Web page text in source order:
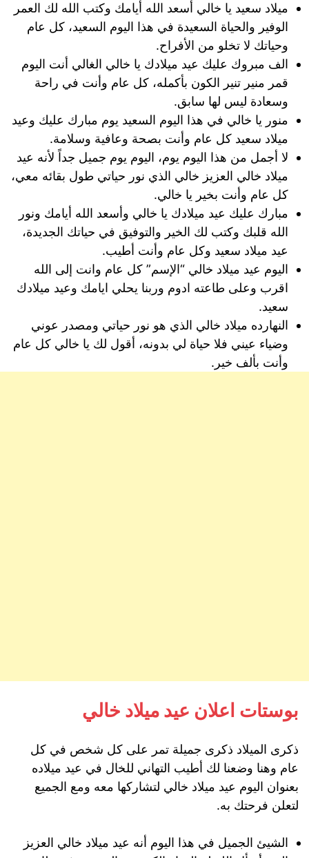
ميلاد سعيد يا خالي أسعد الله أيامك وكتب الله لك العمر
الوفير والحياة السعيدة في هذا اليوم السعيد، كل عام
وحياتك لا تخلو من الأفراح.
الف مبروك عليك عيد ميلادك يا خالي الغالي أنت اليوم
قمر منير تنير الكون بأكمله، كل عام وأنت في راحة
وسعادة ليس لها سابق.
منور يا خالي في هذا اليوم السعيد يوم مبارك عليك وعيد
ميلاد سعيد كل عام وأنت بصحة وعافية وسلامة.
لا أجمل من هذا اليوم يوم، اليوم يوم جميل جداً لأنه عيد
ميلاد خالي العزيز خالي الذي نور حياتي طول بقائه معي،
كل عام وأنت بخير يا خالي.
مبارك عليك عيد ميلادك يا خالي وأسعد الله أيامك ونور
الله قلبك وكتب لك الخير والتوفيق في حياتك الجديدة،
عيد ميلاد سعيد وكل عام وأنت أطيب.
اليوم عيد ميلاد خالي “الإسم” كل عام وانت إلى الله
اقرب وعلى طاعته ادوم وربنا يحلي ايامك وعيد ميلادك
سعيد.
النهارده ميلاد خالي الذي هو نور حياتي ومصدر عوني
وضياء عيني فلا حياة لي بدونه، أقول لك يا خالي كل عام
وأنت بألف خير.
بوستات اعلان عيد ميلاد خالي
ذكرى الميلاد ذكرى جميلة تمر على كل شخص في كل
عام وهنا وضعنا لك أطيب التهاني للخال في عيد ميلاده
بعنوان اليوم عيد ميلاد خالي لتشاركها معه ومع الجميع
لتعلن فرحتك به.
الشيئ الجميل في هذا اليوم أنه عيد ميلاد خالي العزيز